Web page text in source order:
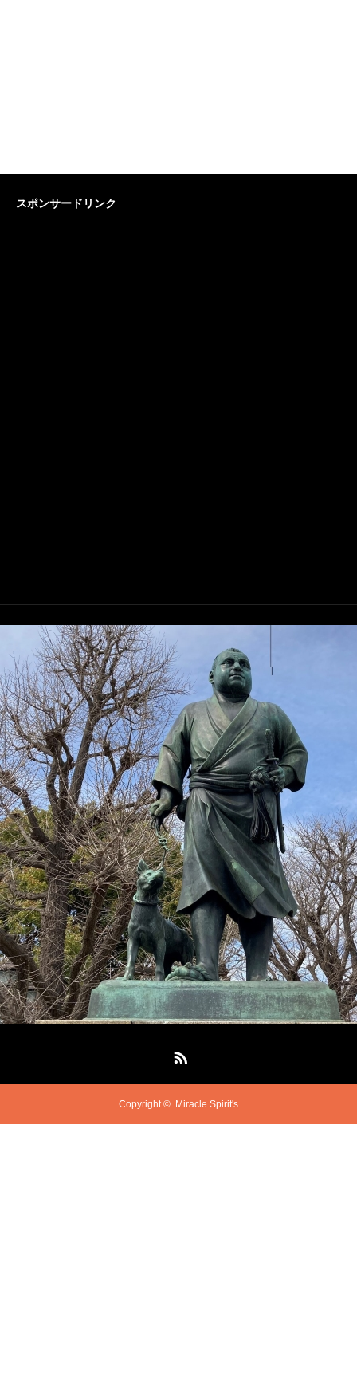
スポンサードリンク
Copyright © Miracle Spirit's